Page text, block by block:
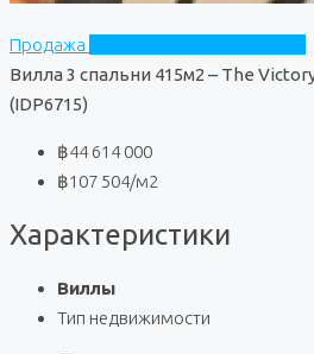
Продажа
Вилла 3 спальни 415м2 – The
(IDP6715)
฿44 614 000
฿107 504/м2
Характеристики
Виллы
Тип недвижимости